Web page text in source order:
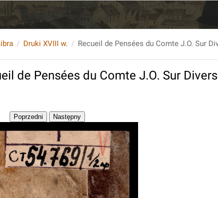
Druki XVIII w.
de Pensées du Comte J.O. Sur Divers